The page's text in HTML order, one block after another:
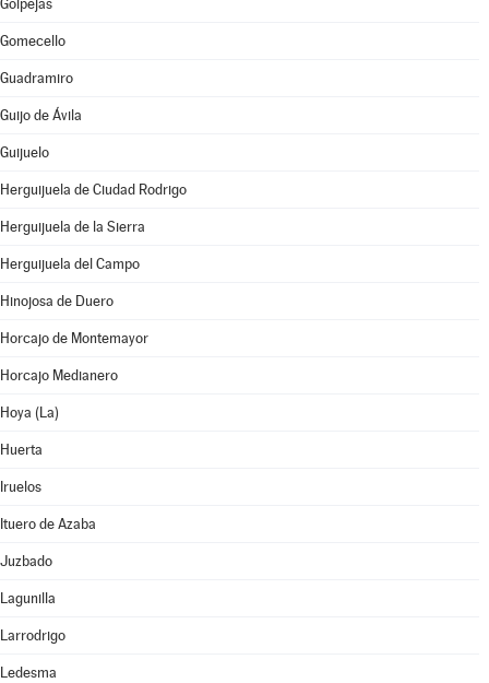
Golpejas
Gomecello
Guadramiro
Guijo de Ávila
Guijuelo
Herguijuela de Ciudad Rodrigo
Herguijuela de la Sierra
Herguijuela del Campo
Hinojosa de Duero
Horcajo de Montemayor
Horcajo Medianero
Hoya (La)
Huerta
Iruelos
Ituero de Azaba
Juzbado
Lagunilla
Larrodrigo
Ledesma